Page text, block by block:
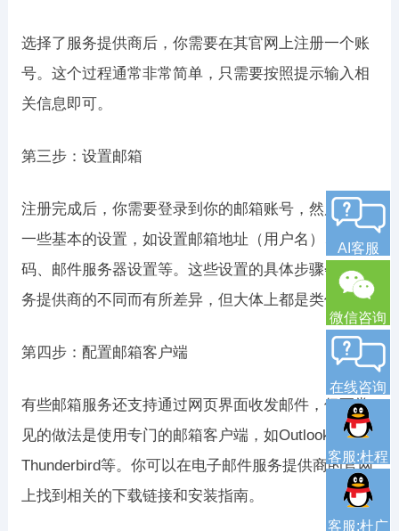
选择了服务提供商后，你需要在其官网上注册一个账
号。这个过程通常非常简单，只需要按照提示输入相
关信息即可。
第三步：设置邮箱
注册完成后，你需要登录到你的邮箱账号，然后进行
一些基本的设置，如设置邮箱地址（用户名）、密
码、邮件服务器设置等。这些设置的具体步骤会因服
务提供商的不同而有所差异，但大体上都是类似的。
第四步：配置邮箱客户端
有些邮箱服务还支持通过网页界面收发邮件，但更常
见的做法是使用专门的邮箱客户端，如Outlook、
Thunderbird等。你可以在电子邮件服务提供商的官网
上找到相关的下载链接和安装指南。
AI客服
微信咨询
在线咨询
客服:杜程
客服:杜广